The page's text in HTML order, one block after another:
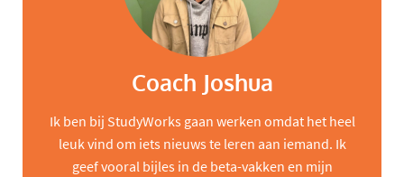
Coach Joshua
Ik ben bij StudyWorks gaan werken omdat het heel
leuk vind om iets nieuws te leren aan iemand. Ik
geef vooral bijles in de beta-vakken en mijn